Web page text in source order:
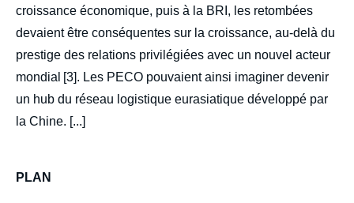
croissance économique, puis à la BRI, les retombées
devaient être conséquentes sur la croissance, au-delà du
prestige des relations privilégiées avec un nouvel acteur
mondial [3]. Les PECO pouvaient ainsi imaginer devenir
un hub du réseau logistique eurasiatique développé par
la Chine. [...]
PLAN